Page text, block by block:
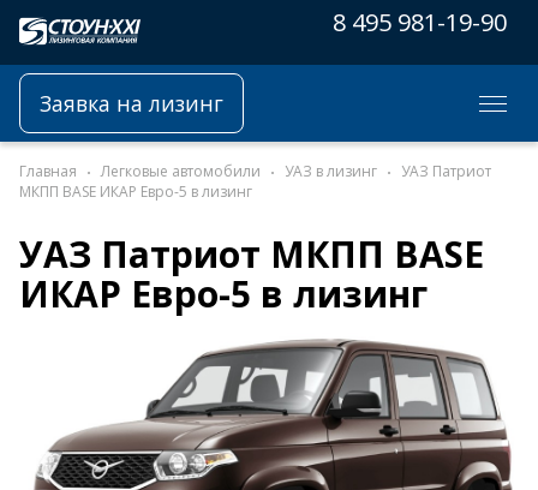
8 495 981-19-90
Заявка на лизинг
Главная Легковые автомобили УАЗ в лизинг
УАЗ Патриот
МКПП BASE ИКАР Евро-5 в лизинг
УАЗ Патриот МКПП BASE
ИКАР Евро-5 в лизинг